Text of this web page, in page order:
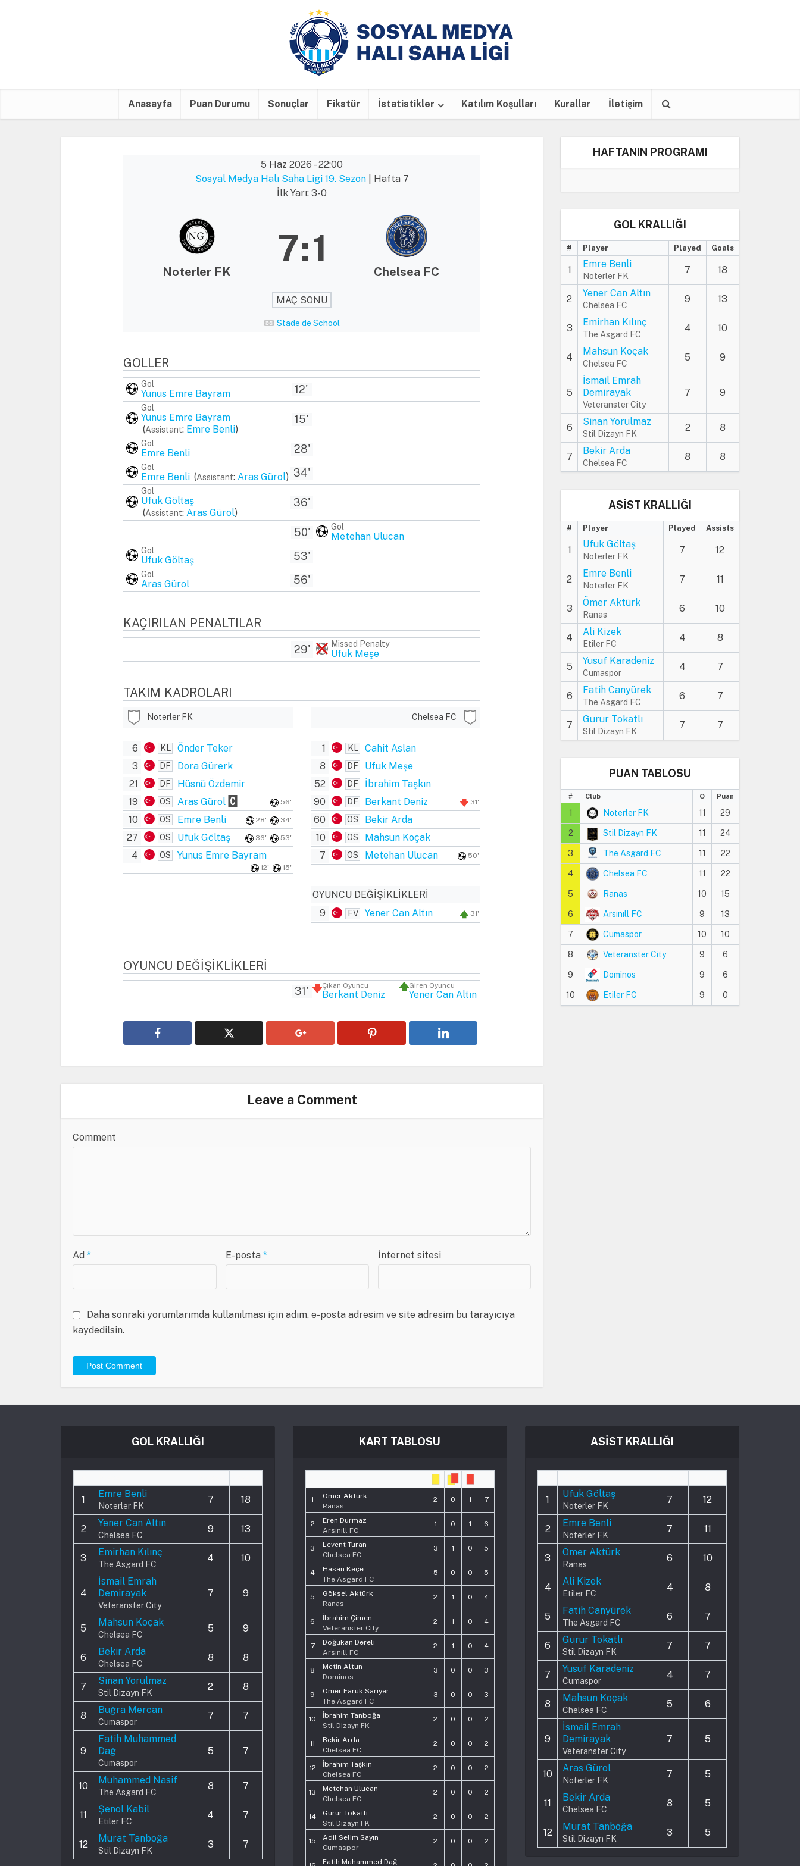
Anasayfa Puan Durumu Sonuçlar Fikstür İstatistikler Katılım Koşulları Kurallar İletişim
5 Haz 2026 -22:00
Sosyal Medya Halı Saha Ligi 19. Sezon
| Hafta 7
İlk Yarı: 3-0
Noterler FK
7:1
Chelsea FC
MAÇ SONU
Stade de School
GOLLER
Gol
Yunus Emre Bayram 12'
Gol
Yunus Emre Bayram
(Assistant: Emre Benli)
15'
Gol
Emre Benli 28'
Gol
Emre Benli (Assistant: Aras Gürol) 34'
Gol
Ufuk Göltaş
(Assistant: Aras Gürol)
36'
50' Gol
Metehan Ulucan
Gol
Ufuk Göltaş 53'
Gol
Aras Gürol 56'
KAÇIRILAN PENALTILAR
29' Missed Penalty
Ufuk Meşe
TAKIM KADROLARI
Noterler FK
6 KL
Önder Teker
3
DF
Dora Gürerk
21
DF
Hüsnü Özdemir
19
OS Aras Gürol 56'
10 OS Emre Benli 28' 34'
27 OS Ufuk Göltaş 36' 53'
4 OS Yunus Emre Bayram
12' 15'
Chelsea FC
1 KL
Cahit Aslan
8
DF
Ufuk Meşe
52
DF
İbrahim Taşkın
90
DF Berkant Deniz 31'
60 OS
Bekir Arda
10
OS
Mahsun Koçak
7
OS Metehan Ulucan 50'
OYUNCU DEĞIŞIKLIKLERI
9
FV Yener Can Altın 31'
OYUNCU DEĞIŞIKLIKLERI
31' Çıkan Oyuncu
Berkant Deniz
Giren Oyuncu
Yener Can Altın
Leave a Comment
Comment
Ad * E-posta * İnternet sitesi
Daha sonraki yorumlarımda kullanılması için adım, e-posta adresim ve site adresim bu tarayıcıya
kaydedilsin.
HAFTANIN PROGRAMI
GOL KRALLIĞI
# Player Played Goals
1
Emre Benli
Noterler FK
7 18
2
Yener Can Altın
Chelsea FC
9 13
3
Emirhan Kılınç
The Asgard FC
4 10
4
Mahsun Koçak
Chelsea FC
5 9
5
İsmail Emrah
Demirayak
Veteranster City
7 9
6
Sinan Yorulmaz
Stil Dizayn FK
2 8
7
Bekir Arda
Chelsea FC
8 8
ASİST KRALLIĞI
# Player Played Assists
1
Ufuk Göltaş
Noterler FK
7 12
2
Emre Benli
Noterler FK
7 11
3
Ömer Aktürk
Ranas
6 10
4
Ali Kizek
Etiler FC
4 8
5
Yusuf Karadeniz
Cumaspor
4 7
6
Fatih Canyürek
The Asgard FC
6 7
7
Gurur Tokatlı
Stil Dizayn FK
7 7
PUAN TABLOSU
# Club O Puan
1 Noterler FK 11 29
2 Stil Dizayn FK 11 24
3 The Asgard FC 11 22
4 Chelsea FC 11 22
5 Ranas 10 15
6 Arsınıll FC 9 13
7 Cumaspor 10 10
8 Veteranster City 9 6
9 Dominos 9 6
10 Etiler FC 9 0
GOL KRALLIĞI
1
Emre Benli
Noterler FK
7 18
2
Yener Can Altın
Chelsea FC
9 13
3
Emirhan Kılınç
The Asgard FC
4 10
4
İsmail Emrah
Demirayak
Veteranster City
7 9
5
Mahsun Koçak
Chelsea FC
5 9
6
Bekir Arda
Chelsea FC
8 8
7
Sinan Yorulmaz
Stil Dizayn FK
2 8
8
Buğra Mercan
Cumaspor
7 7
9
Fatih Muhammed
Dağ
Cumaspor
5 7
10
Muhammed Nasif
The Asgard FC
8 7
11
Şenol Kabil
Etiler FC
4 7
12
Murat Tanboğa
Stil Dizayn FK
3 7
KART TABLOSU
1
Ömer Aktürk
Ranas
2 0 1 7
2
Eren Durmaz
Arsınıll FC
1 0 1 6
3
Levent Turan
Chelsea FC
3 1 0 5
4
Hasan Keçe
The Asgard FC
5 0 0 5
5
Göksel Aktürk
Ranas
2 1 0 4
6
İbrahim Çimen
Veteranster City
2 1 0 4
7
Doğukan Dereli
Arsınıll FC
2 1 0 4
8
Metin Altun
Dominos
3 0 0 3
9
Ömer Faruk Sarıyer
The Asgard FC
3 0 0 3
10
İbrahim Tanboğa
Stil Dizayn FK
2 0 0 2
11
Bekir Arda
Chelsea FC
2 0 0 2
12
İbrahim Taşkın
Chelsea FC
2 0 0 2
13
Metehan Ulucan
Chelsea FC
2 0 0 2
14
Gurur Tokatlı
Stil Dizayn FK
2 0 0 2
15
Adil Selim Sayın
Cumaspor
2 0 0 2
Fatih Muhammed Dağ
ASİST KRALLIĞI
1
Ufuk Göltaş
Noterler FK
7 12
2
Emre Benli
Noterler FK
7 11
3
Ömer Aktürk
Ranas
6 10
4
Ali Kizek
Etiler FC
4 8
5
Fatih Canyürek
The Asgard FC
6 7
6
Gurur Tokatlı
Stil Dizayn FK
7 7
7
Yusuf Karadeniz
Cumaspor
4 7
8
Mahsun Koçak
Chelsea FC
5 6
9
İsmail Emrah
Demirayak
Veteranster City
7 5
10
Aras Gürol
Noterler FK
7 5
11
Bekir Arda
Chelsea FC
8 5
12
Murat Tanboğa
Stil Dizayn FK
3 5